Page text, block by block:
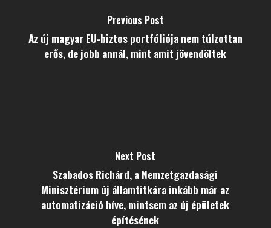
Previous Post
Az új magyar EU-biztos portfóliója nem túlzottan
erős, de jobb annál, mint amit jövendöltek
Next Post
Szabados Richárd, a Nemzetgazdasági
Minisztérium új államtitkára inkább már az
automatizáció híve, mintsem az új épületek
építésének